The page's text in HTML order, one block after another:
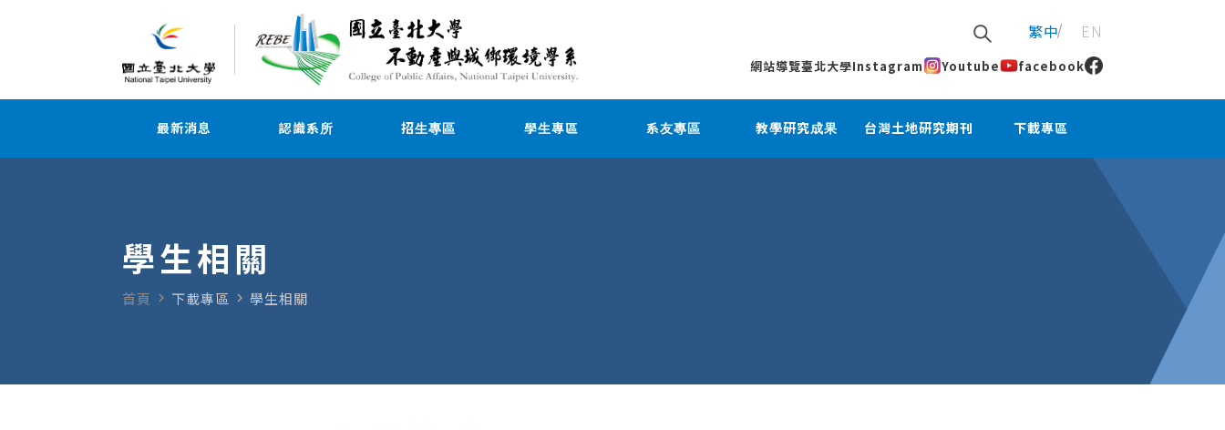
繁中 EN
網站導覽臺北大學Instagram Youtube facebook
最新消息 認識系所 招生專區 學生專區 系友專區 教學研究成果 台灣土地研究期刊 下載專區
學生相關
首頁 navigate_next 下載專區 navigate_next 學生相關